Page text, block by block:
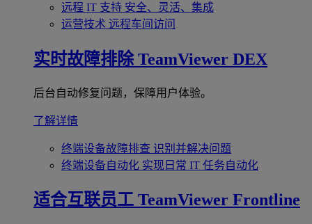
远程 IT 支持 安全、灵活、集成
运营技术 远程车间访问
实时故障排除 TeamViewer DEX
后台自动修复问题，保障用户体验。
了解详情
终端设备故障排查 识别并解决问题
终端设备自动化 实现日常 IT 任务自动化
适合互联员工 TeamViewer Frontline